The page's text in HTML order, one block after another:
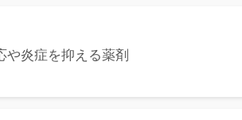
炎症を抑える薬剤